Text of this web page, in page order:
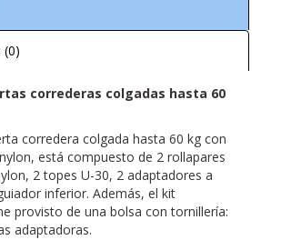
(0)
correderas colgadas hasta 60
corredera colgada hasta 60 kg con
está compuesto de 2 rollapares
2 topes U-30, 2 adaptadores a
inferior. Además, el kit
provisto de una bolsa con tornillería:
adaptadoras.